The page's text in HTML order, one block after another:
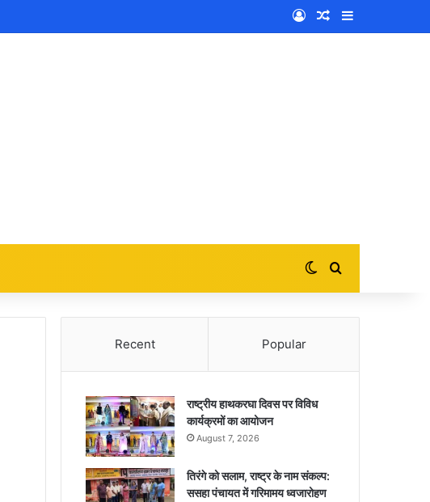
Log InRandom Article
Switch skin
Recent Popular
राष्ट्रीय हाथकरघा दिवस पर विविध
कार्यक्रमों का आयोजन
August 7, 2026
तिरंगे को सलाम, राष्ट्र के नाम संकल्प:
ससहा पंचायत में गरिमामय ध्वजारोहण